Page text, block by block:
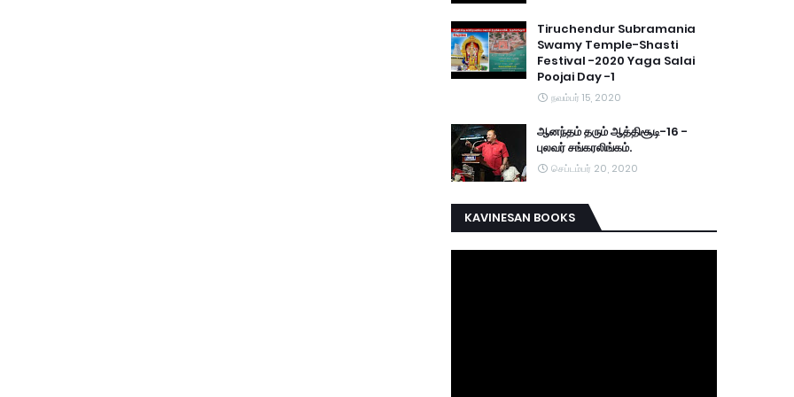
Tiruchendur Subramania
Swamy Temple-Shasti
Festival -2020 Yaga Salai
Poojai Day -1
நவம்பர் 15, 2020
ஆனந்தம் தரும் ஆத்திசூடி-16 -
புலவர் சங்கரலிங்கம்.
செப்டம்பர் 20, 2020
KAVINESAN BOOKS